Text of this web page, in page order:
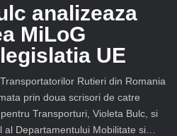
analizeaza
MiLoG
UE
Rutieri din Romania
prin doua scrisori de catre
Transporturi, Violeta Bulc, si
al Departamentului Mobilitate si…